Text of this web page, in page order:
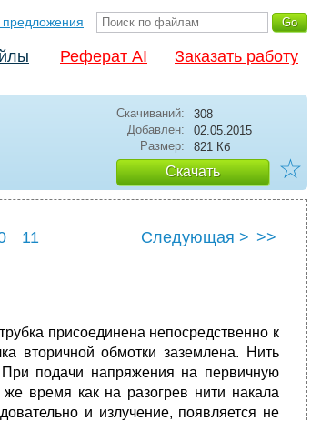
Реферат AI Заказать работу
Скачиваний:
308
Добавлен:
02.05.2015
Размер:
821 Кб
Скачать ☆
11 Следующая > >>
присоединена непосредственно к
вторичной обмотки заземлена. Нить
При подачи напряжения на первичную
время как на разогрев нити накала
и излучение, появляется не